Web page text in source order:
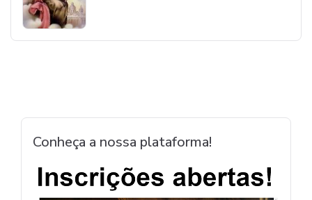
Conheça a nossa plataforma!